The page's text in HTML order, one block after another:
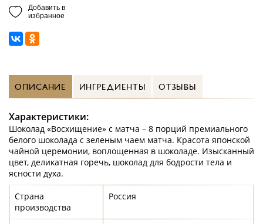
Добавить в
избранное
ОПИСАНИЕ ИНГРЕДИЕНТЫ ОТЗЫВЫ
Характеристики:
Шоколад «Восхищение» с матча – 8 порций премиального
белого шоколада с зеленым чаем матча. Красота японской
чайной церемонии, воплощенная в шоколаде. Изысканный
цвет, деликатная горечь, шоколад для бодрости тела и
ясности духа.
Страна
производства
Россия